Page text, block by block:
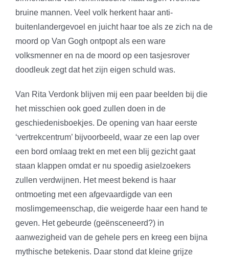
bruine mannen. Veel volk herkent haar anti-
buitenlandergevoel en juicht haar toe als ze zich na de
moord op Van Gogh ontpopt als een ware
volksmenner en na de moord op een tasjesrover
doodleuk zegt dat het zijn eigen schuld was.
Van Rita Verdonk blijven mij een paar beelden bij die
het misschien ook goed zullen doen in de
geschiedenisboekjes. De opening van haar eerste
‘vertrekcentrum’ bijvoorbeeld, waar ze een lap over
een bord omlaag trekt en met een blij gezicht gaat
staan klappen omdat er nu spoedig asielzoekers
zullen verdwijnen. Het meest bekend is haar
ontmoeting met een afgevaardigde van een
moslimgemeenschap, die weigerde haar een hand te
geven. Het gebeurde (geënsceneerd?) in
aanwezigheid van de gehele pers en kreeg een bijna
mythische betekenis. Daar stond dat kleine grijze